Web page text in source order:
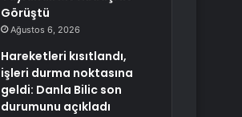
Görüştü
Ağustos 6, 2026
Hareketleri kısıtlandı,
işleri durma noktasına
geldi: Danla Bilic son
durumunu açıkladı